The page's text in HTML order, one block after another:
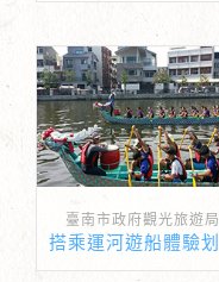
臺南市政府觀光旅遊局